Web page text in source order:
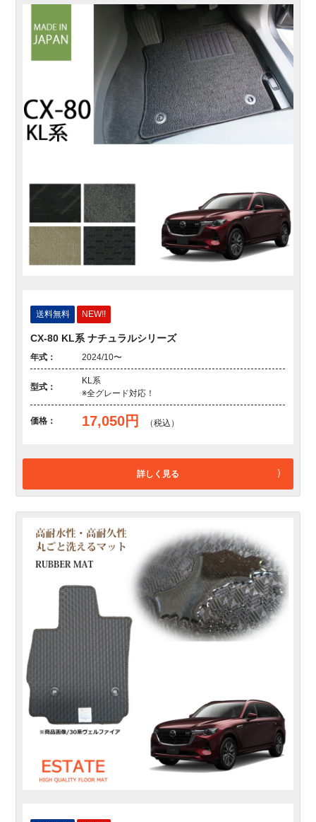
送料無料 NEW!!
CX-80 KL系 ナチュラルシリーズ
年式： 2024/10〜
型式：
KL系
※全グレード対応！
価格： 17,050円 （税込）
詳しく見る